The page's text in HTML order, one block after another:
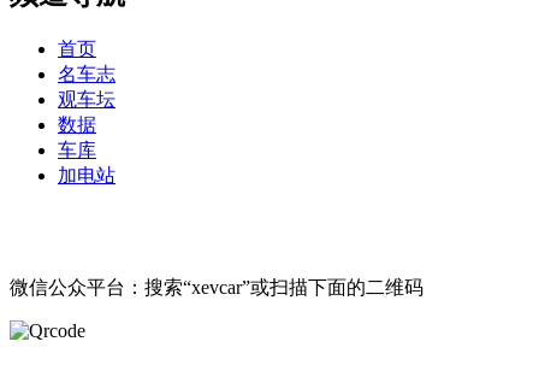
首页
名车志
观车坛
数据
车库
加电站
微信公众平台：搜索“xevcar”或扫描下面的二维码